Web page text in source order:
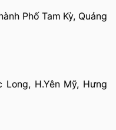
Phố Tam Kỳ, Quảng
H.Yên Mỹ, Hưng